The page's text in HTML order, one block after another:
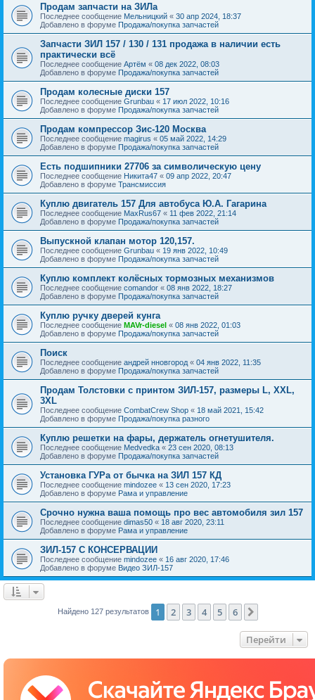
Продам запчасти на ЗИЛа
Последнее сообщение Мельницкий « 30 апр 2024, 18:37
Добавлено в форуме Продажа/покупка запчастей
Запчасти ЗИЛ 157 / 130 / 131 продажа в наличии есть
практически всё
Последнее сообщение Артём « 08 дек 2022, 08:03
Добавлено в форуме Продажа/покупка запчастей
Продам колесные диски 157
Последнее сообщение Grunbau « 17 июл 2022, 10:16
Добавлено в форуме Продажа/покупка запчастей
Продам компрессор Зис-120 Москва
Последнее сообщение magirus « 05 май 2022, 14:29
Добавлено в форуме Продажа/покупка запчастей
Есть подшипники 27706 за символическую цену
Последнее сообщение Никита47 « 09 апр 2022, 20:47
Добавлено в форуме Трансмиссия
Куплю двигатель 157 Для автобуса Ю.А. Гагарина
Последнее сообщение MaxRus67 « 11 фев 2022, 21:14
Добавлено в форуме Продажа/покупка запчастей
Выпускной клапан мотор 120,157.
Последнее сообщение Grunbau « 19 янв 2022, 10:49
Добавлено в форуме Продажа/покупка запчастей
Куплю комплект колёсных тормозных механизмов
Последнее сообщение comandor « 08 янв 2022, 18:27
Добавлено в форуме Продажа/покупка запчастей
Куплю ручку дверей кунга
Последнее сообщение MAVr-diesel « 08 янв 2022, 01:03
Добавлено в форуме Продажа/покупка запчастей
Поиск
Последнее сообщение андрей нновгород « 04 янв 2022, 11:35
Добавлено в форуме Продажа/покупка запчастей
Продам Толстовки с принтом ЗИЛ-157, размеры L, XXL,
3XL
Последнее сообщение CombatCrew Shop « 18 май 2021, 15:42
Добавлено в форуме Продажа/покупка разного
Куплю решетки на фары, держатель огнетушителя.
Последнее сообщение Medvedka « 23 сен 2020, 08:13
Добавлено в форуме Продажа/покупка запчастей
Установка ГУРа от бычка на ЗИЛ 157 КД
Последнее сообщение mindozee « 13 сен 2020, 17:23
Добавлено в форуме Рама и управление
Срочно нужна ваша помощь про вес автомобиля зил 157
Последнее сообщение dimas50 « 18 авг 2020, 23:11
Добавлено в форуме Рама и управление
ЗИЛ-157 С КОНСЕРВАЦИИ
Последнее сообщение mindozee « 16 авг 2020, 17:46
Добавлено в форуме Видео ЗИЛ-157
Найдено 127 результатов 1 2 3 4 5 6
Перейти